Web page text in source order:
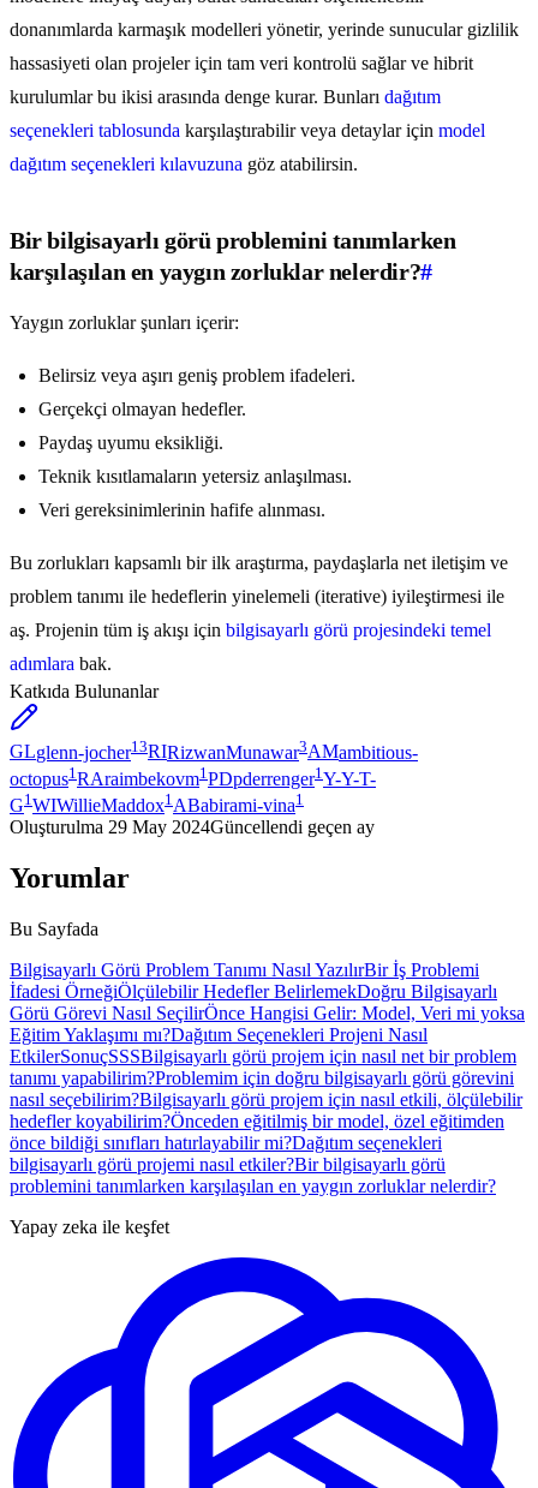
donanımlarda karmaşık modelleri yönetir, yerinde sunucular gizlilik
hassasiyeti olan projeler için tam veri kontrolü sağlar ve hibrit
kurulumlar bu ikisi arasında denge kurar. Bunları dağıtım
seçenekleri tablosunda karşılaştırabilir veya detaylar için model
dağıtım seçenekleri kılavuzuna göz atabilirsin.
Bir bilgisayarlı görü problemini tanımlarken
karşılaşılan en yaygın zorluklar nelerdir?#
Yaygın zorluklar şunları içerir:
Belirsiz veya aşırı geniş problem ifadeleri.
Gerçekçi olmayan hedefler.
Paydaş uyumu eksikliği.
Teknik kısıtlamaların yetersiz anlaşılması.
Veri gereksinimlerinin hafife alınması.
Bu zorlukları kapsamlı bir ilk araştırma, paydaşlarla net iletişim ve
problem tanımı ile hedeflerin yinelemeli (iterative) iyileştirmesi ile
aş. Projenin tüm iş akışı için bilgisayarlı görü projesindeki temel
adımlara bak.
Katkıda Bulunanlar
GLglenn-jocher13RIRizwanMunawar3AMambitious-
octopus1 RAraimbekovm1 PDpderrenger1 Y-Y-T-
G1WIWillieMaddox1ABabirami-vina1
Oluşturulma 29 May 2024Güncellendi geçen ay
Yorumlar
Bu Sayfada
Bilgisayarlı Görü Problem Tanımı Nasıl YazılırBir İş Problemi
İfadesi ÖrneğiÖlçülebilir Hedefler BelirlemekDoğru Bilgisayarlı
Görü Görevi Nasıl SeçilirÖnce Hangisi Gelir: Model, Veri mi yoksa
Eğitim Yaklaşımı mı?Dağıtım Seçenekleri Projeni Nasıl
EtkilerSonuçSSSBilgisayarlı görü projem için nasıl net bir problem
tanımı yapabilirim?Problemim için doğru bilgisayarlı görü görevini
nasıl seçebilirim?Bilgisayarlı görü projem için nasıl etkili, ölçülebilir
hedefler koyabilirim?Önceden eğitilmiş bir model, özel eğitimden
önce bildiği sınıfları hatırlayabilir mi?Dağıtım seçenekleri
bilgisayarlı görü projemi nasıl etkiler?Bir bilgisayarlı görü
problemini tanımlarken karşılaşılan en yaygın zorluklar nelerdir?
Yapay zeka ile keşfet